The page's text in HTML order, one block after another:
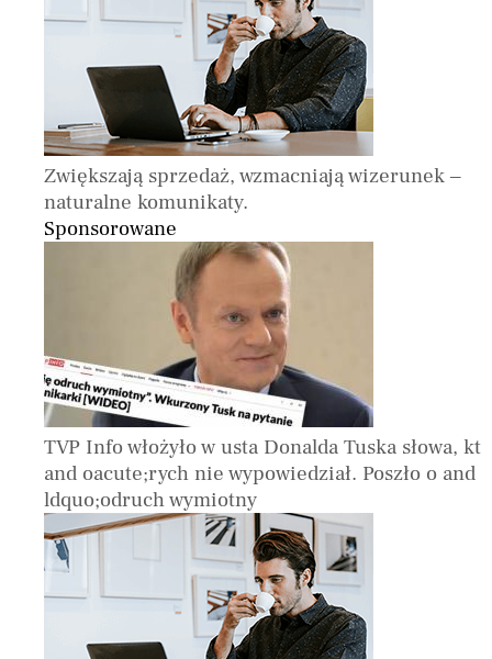
Zwiększają sprzedaż, wzmacniają wizerunek –
naturalne komunikaty.
Sponsorowane
TVP Info włożyło w usta Donalda Tuska słowa, kt
and oacute;rych nie wypowiedział. Poszło o and
ldquo;odruch wymiotny